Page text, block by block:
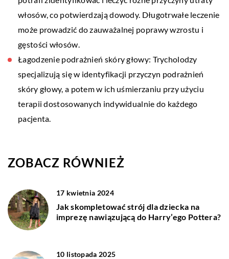
włosów, co potwierdzają dowody. Długotrwałe leczenie
może prowadzić do zauważalnej poprawy wzrostu i
gęstości włosów.
Łagodzenie podrażnień skóry głowy: Trycholodzy
specjalizują się w identyfikacji przyczyn podrażnień
skóry głowy, a potem w ich uśmierzaniu przy użyciu
terapii dostosowanych indywidualnie do każdego
pacjenta.
ZOBACZ RÓWNIEŻ
17 kwietnia 2024
Jak skompletować strój dla dziecka na
imprezę nawiązującą do Harry’ego Pottera?
10 listopada 2025